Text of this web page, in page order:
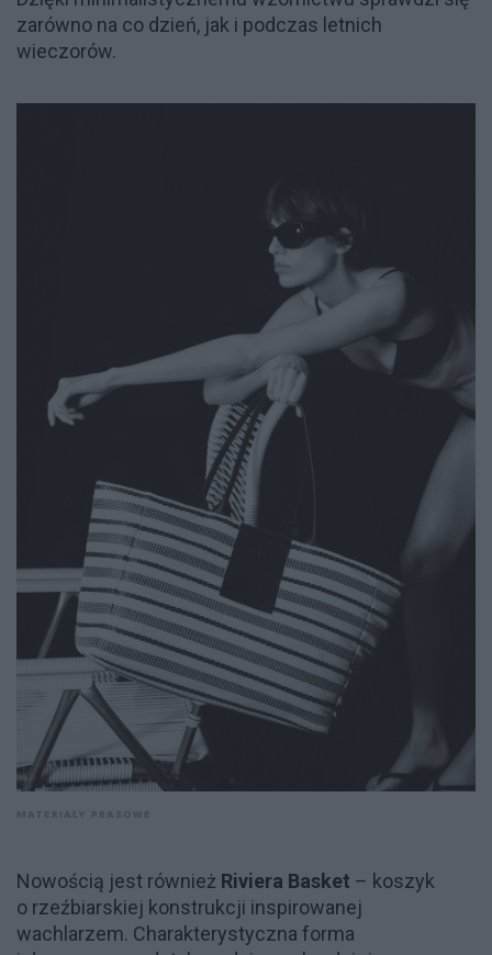
zarówno na co dzień, jak i podczas letnich
wieczorów.
Nowością jest również Riviera Basket – koszyk
o rzeźbiarskiej konstrukcji inspirowanej
wachlarzem. Charakterystyczna forma